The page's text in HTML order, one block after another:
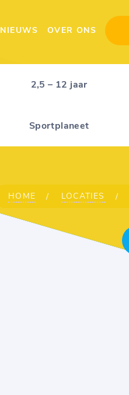
NIEUWS OVER ONS
2,5 – 12 jaar
Sportplaneet
HOME LOCATIES